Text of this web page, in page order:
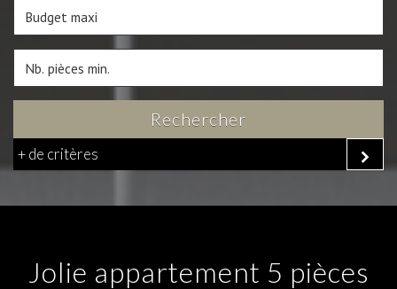
Rechercher
+ de critères
jolie appartement 5 pièces